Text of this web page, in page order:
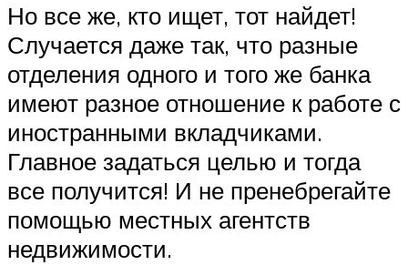
Но все же, кто ищет, тот найдет!
Случается даже так, что разные
отделения одного и того же банка
имеют разное отношение к работе с
иностранными вкладчиками.
Главное задаться целью и тогда
все получится! И не пренебрегайте
помощью местных агентств
недвижимости.